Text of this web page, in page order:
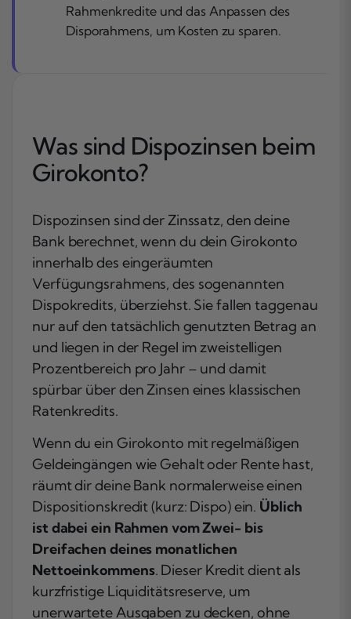
Rahmenkredite und das Anpassen des
Disporahmens, um Kosten zu sparen.
Was sind Dispozinsen beim
Girokonto?
Dispozinsen sind der Zinssatz, den deine
Bank berechnet, wenn du dein Girokonto
innerhalb des eingeräumten
Verfügungsrahmens, des sogenannten
Dispokredits, überziehst. Sie fallen taggenau
nur auf den tatsächlich genutzten Betrag an
und liegen in der Regel im zweistelligen
Prozentbereich pro Jahr – und damit
spürbar über den Zinsen eines klassischen
Ratenkredits.
Wenn du ein Girokonto mit regelmäßigen
Geldeingängen wie Gehalt oder Rente hast,
räumt dir deine Bank normalerweise einen
Dispositionskredit (kurz: Dispo) ein. Üblich
ist dabei ein Rahmen vom Zwei- bis
Dreifachen deines monatlichen
Nettoeinkommens. Dieser Kredit dient als
kurzfristige Liquiditätsreserve, um
unerwartete Ausgaben zu decken, ohne